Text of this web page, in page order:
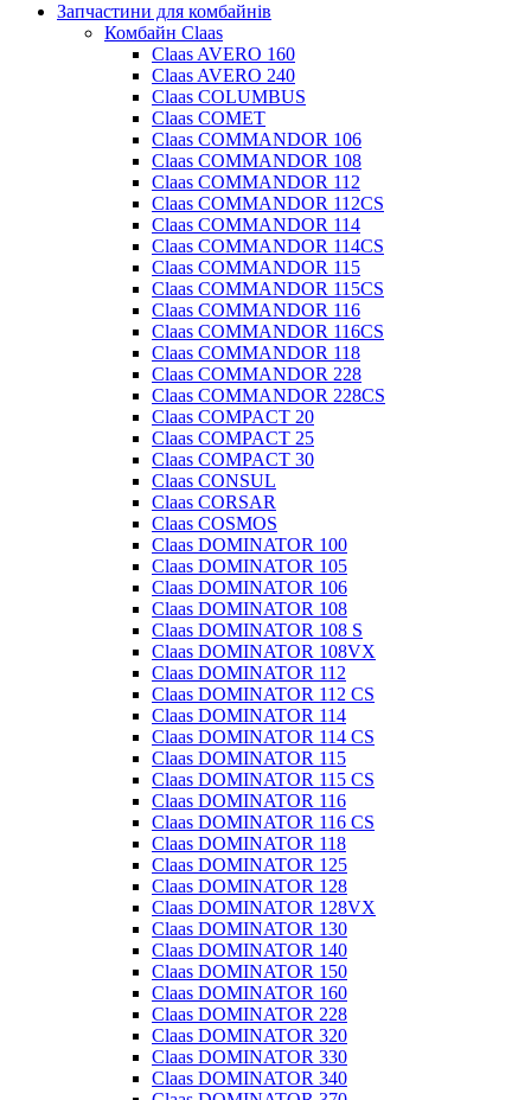
Запчастини для комбайнів
Комбайн Claas
Claas AVERO 160
Claas AVERO 240
Claas COLUMBUS
Claas COMET
Claas COMMANDOR 106
Claas COMMANDOR 108
Claas COMMANDOR 112
Claas COMMANDOR 112CS
Claas COMMANDOR 114
Claas COMMANDOR 114CS
Claas COMMANDOR 115
Claas COMMANDOR 115CS
Claas COMMANDOR 116
Claas COMMANDOR 116CS
Claas COMMANDOR 118
Claas COMMANDOR 228
Claas COMMANDOR 228CS
Claas COMPACT 20
Claas COMPACT 25
Claas COMPACT 30
Claas CONSUL
Claas CORSAR
Claas COSMOS
Claas DOMINATOR 100
Claas DOMINATOR 105
Claas DOMINATOR 106
Claas DOMINATOR 108
Claas DOMINATOR 108 S
Claas DOMINATOR 108VX
Claas DOMINATOR 112
Claas DOMINATOR 112 CS
Claas DOMINATOR 114
Claas DOMINATOR 114 CS
Claas DOMINATOR 115
Claas DOMINATOR 115 CS
Claas DOMINATOR 116
Claas DOMINATOR 116 CS
Claas DOMINATOR 118
Claas DOMINATOR 125
Claas DOMINATOR 128
Claas DOMINATOR 128VX
Claas DOMINATOR 130
Claas DOMINATOR 140
Claas DOMINATOR 150
Claas DOMINATOR 160
Claas DOMINATOR 228
Claas DOMINATOR 320
Claas DOMINATOR 330
Claas DOMINATOR 340